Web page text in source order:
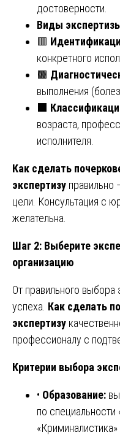
достоверности.
Виды
🟥
конкретного
🟫
выполнения
⬛
возраста,
исполнителя.
Как сделать
экспертизу правильно
цели. Консультация с
желательна.
Шаг 2: Выберите
организацию
От правильного выбора
успеха. Как сделать
экспертизу
профессионалу с
Критерии выбора
• Образование:
по специальности